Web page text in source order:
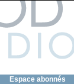
Espace abonnés